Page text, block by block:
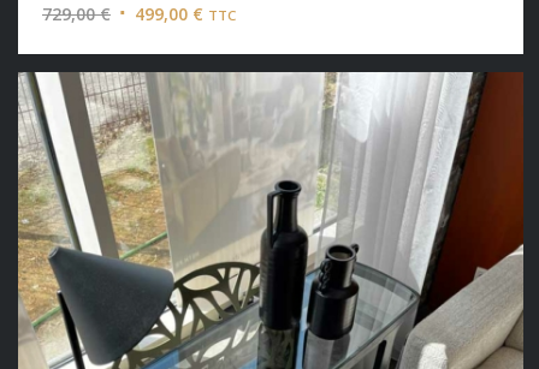
729,00€ Le
initial
était :
729,00 €.
499,00 € Le
actuel
est :
499,00 €.
TTC